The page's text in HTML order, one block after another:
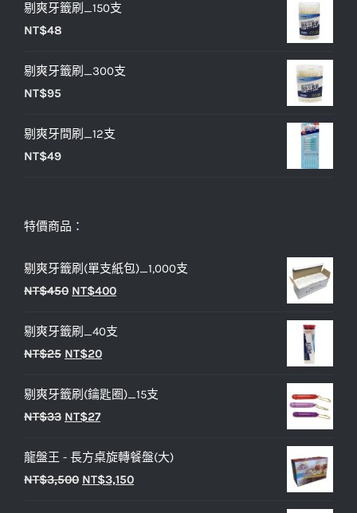
價
價
剔爽牙籤刷_150支
NT$48
剔爽牙籤刷_300支
NT$95
剔爽牙間刷_12支
NT$49
特價商品：
剔爽牙籤刷(單支紙包)_1,000支
NT$450 原
價
格：
NT$400目
價
剔爽牙籤刷_40支
NT$25 原
價
格：
NT$20目
價
剔爽牙籤刷(鑰匙圈)_15支
NT$33 原
價
格：
NT$27目
價
格：
龍盤王 - 長方桌旋轉餐盤(大)
NT$3,500 原
NT$3,150目